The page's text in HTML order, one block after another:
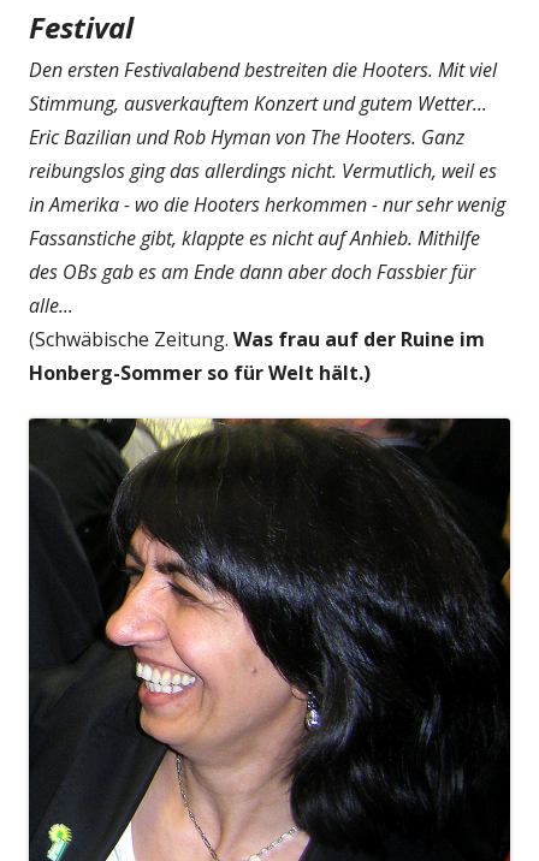
Festival
Den ersten Festivalabend bestreiten die Hooters. Mit viel
Stimmung, ausverkauftem Konzert und gutem Wetter...
Eric Bazilian und Rob Hyman von The Hooters. Ganz
reibungslos ging das allerdings nicht. Vermutlich, weil es
in Amerika - wo die Hooters herkommen - nur sehr wenig
Fassanstiche gibt, klappte es nicht auf Anhieb. Mithilfe
des OBs gab es am Ende dann aber doch Fassbier für
alle...
(Schwäbische Zeitung. Was frau auf der Ruine im
Honberg-Sommer so für Welt hält.)